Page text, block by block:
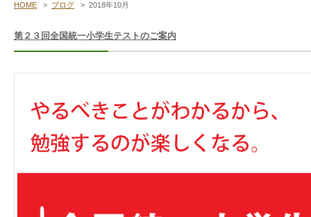
HOME > ブログ > 2018年10月
第２３回全国統一小学生テストのご案内